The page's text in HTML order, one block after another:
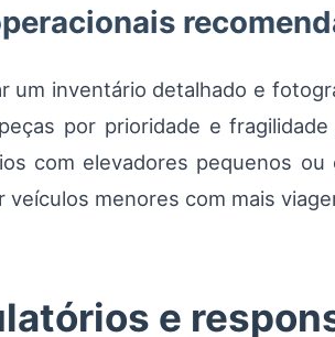
um inventário detalhado e
por prioridade e
com elevadores pequenos
menores com mais
e